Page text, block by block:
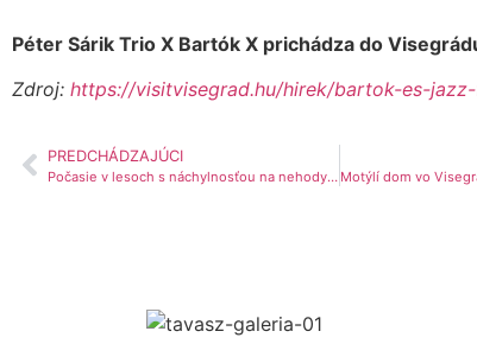
Péter Sárik Trio X Bartók X prichádza do
Zdroj: https://visitvisegrad.hu/hirek/bartok-es-
PREDCHÁDZAJÚCI
Počasie v lesoch s náchylnosťou na nehody v lesoparku Pilis Motýlí dom vo